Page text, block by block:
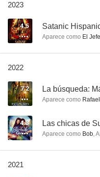
8.2
Padres forzosos
7.8
2023
4.5 Satanic
Aparece como El Jefe
2022
7.2
Aparece como Rafael
4.3 Las chicas de
Aparece como Bob,
2021